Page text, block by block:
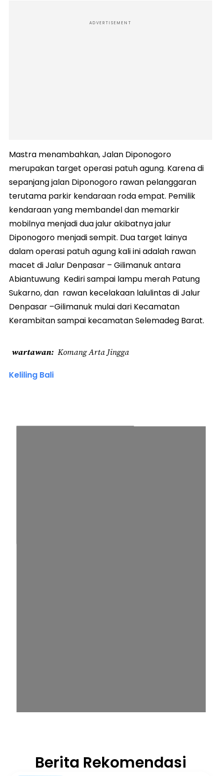
ADVERTISEMENT
Mastra menambahkan, Jalan Diponogoro
merupakan target operasi patuh agung. Karena di
sepanjang jalan Diponogoro rawan pelanggaran
terutama parkir kendaraan roda empat. Pemilik
kendaraan yang membandel dan memarkir
mobilnya menjadi dua jalur akibatnya jalur
Diponogoro menjadi sempit. Dua target lainya
dalam operasi patuh agung kali ini adalah rawan
macet di Jalur Denpasar – Gilimanuk antara
Abiantuwung Kediri sampai lampu merah Patung
Sukarno, dan rawan kecelakaan lalulintas di Jalur
Denpasar –Gilimanuk mulai dari Kecamatan
Kerambitan sampai kecamatan Selemadeg Barat.
wartawan Komang Arta Jingga
Keliling Bali
Berita Rekomendasi